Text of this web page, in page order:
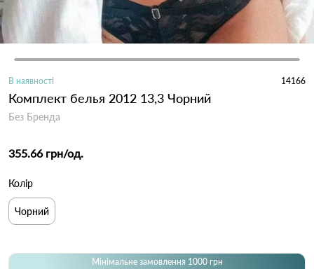
В наявності 14166
Комплект белья 2012 13,3 Чорний
Без Бренда
355.66 грн/од.
Колір
Чорний
Мінімальне замовлення 1000 грн